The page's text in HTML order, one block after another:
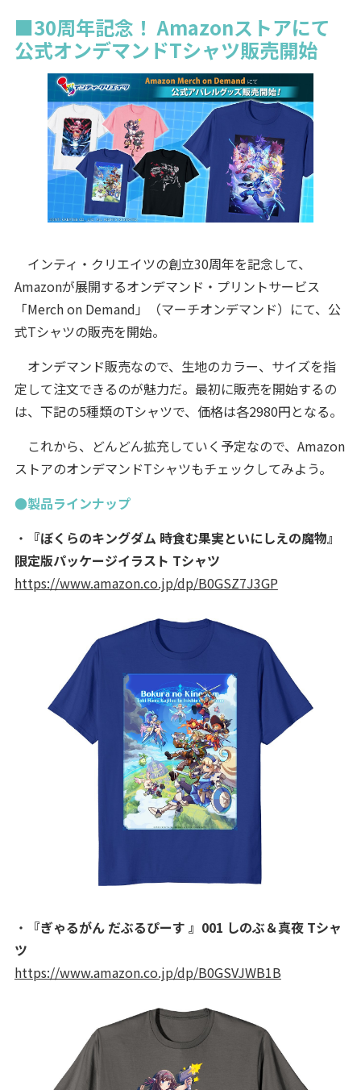
■30周年記念！ Amazonストアにて
公式オンデマンドTシャツ販売開始
インティ・クリエイツの創立30周年を記念して、
Amazonが展開するオンデマンド・プリントサービス
「Merch on Demand」（マーチオンデマンド）にて、公
式Tシャツの販売を開始。
オンデマンド販売なので、生地のカラー、サイズを指
定して注文できるのが魅力だ。最初に販売を開始するの
は、下記の5種類のTシャツで、価格は各2980円となる。
これから、どんどん拡充していく予定なので、Amazon
ストアのオンデマンドTシャツもチェックしてみよう。
●製品ラインナップ
・
『ぼくらのキングダム 時食む果実といにしえの魔物』
限定版パッケージイラスト Tシャツ
https://www.amazon.co.jp/dp/B0GSZ7J3GP
・
『ぎゃるがん だぶるぴーす 』001 しのぶ＆真夜 Tシャ
ツ
https://www.amazon.co.jp/dp/B0GSVJWB1B